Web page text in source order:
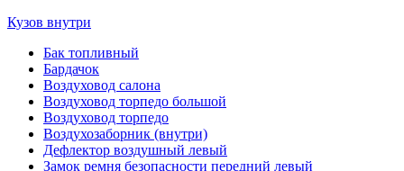
Кузов внутри
Бак топливный
Бардачок
Воздуховод салона
Воздуховод торпедо большой
Воздуховод торпедо
Воздухозаборник (внутри)
Дефлектор воздушный левый
Замок ремня безопасности передний левый